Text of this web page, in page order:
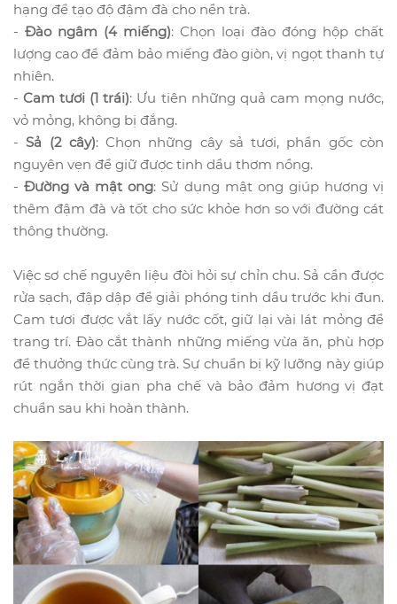
hạng để tạo độ đậm đà cho nền trà.
- Đào ngâm (4 miếng): Chọn loại đào đóng hộp chất
lượng cao để đảm bảo miếng đào giòn, vị ngọt thanh tự
nhiên.
-Cam tươi (1 trái): Ưu tiên những quả cam mọng nước,
vỏ mỏng, không bị đắng.
-Sả (2 cây): Chọn những cây sả tươi, phần gốc còn
nguyên vẹn để giữ được tinh dầu thơm nồng.
-Đường và mật ong: Sử dụng mật ong giúp hương vị
thêm đậm đà và tốt cho sức khỏe hơn so với đường cát
thông thường.
Việc sơ chế nguyên liệu đòi hỏi sự chỉn chu. Sả cần được
rửa sạch, đập dập để giải phóng tinh dầu trước khi đun.
Cam tươi được vắt lấy nước cốt, giữ lại vài lát mỏng để
trang trí. Đào cắt thành những miếng vừa ăn, phù hợp
để thưởng thức cùng trà. Sự chuẩn bị kỹ lưỡng này giúp
rút ngắn thời gian pha chế và bảo đảm hương vị đạt
chuẩn sau khi hoàn thành.